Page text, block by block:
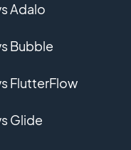
Adalo
Bubble
FlutterFlow
Glide